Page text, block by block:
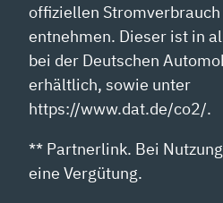
offiziellen
entnehmen. Dieser ist in
bei der Deutschen
erhältlich, sowie unter
https://www.dat.de/co2/.
** Partnerlink. Bei
eine Vergütung.